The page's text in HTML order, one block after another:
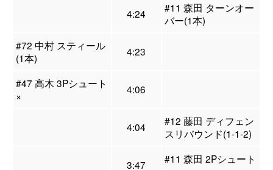
4:24
#11 森田 ターンオー
バー(1本)
#72 中村 スティール
(1本)
4:23
#47 高木 3Pシュート
×
4:06
4:04
#12 藤田 ディフェン
スリバウンド(1-1-2)
3:47
#11 森田 2Pシュート